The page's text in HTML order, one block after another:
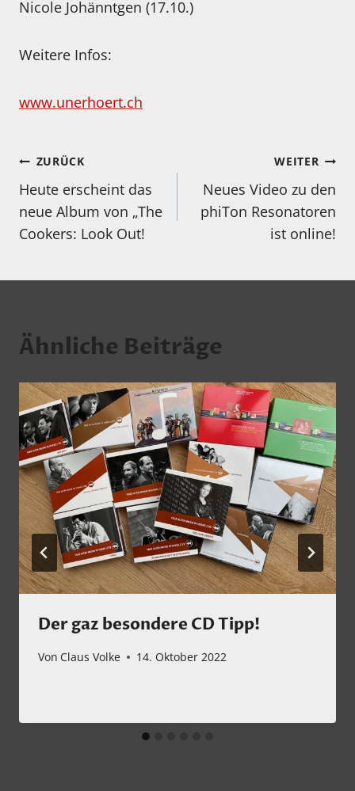
Nicole Johänntgen (17.10.)
Weitere Infos:
www.unerhoert.ch
Beitragsnavigation
ZURÜCK
Heute erscheint das
neue Album von „The
Cookers: Look Out!
WEITER
Neues Video zu den
phiTon Resonatoren
ist online!
Ähnliche Beiträge
Der gaz besondere CD Tipp!
Von Claus Volke 14. Oktober 2022